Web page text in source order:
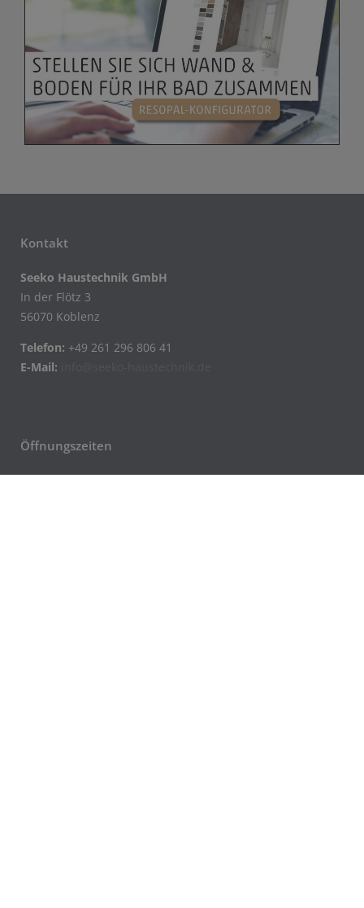
Kontakt
Seeko Haustechnik GmbH
In der Flötz 3
56070 Koblenz
Telefon: +49 261 296 806 41
E-Mail:
Öffnungszeiten